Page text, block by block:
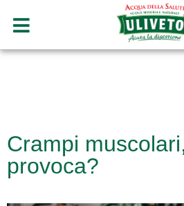
Crampi
provoca?